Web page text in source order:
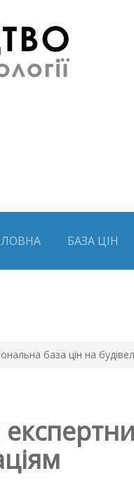
БАЗА ЦІН
база цін на